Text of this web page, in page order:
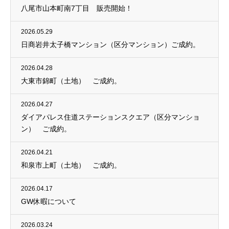
八尾市山本町南7丁目 販売開始！
2026.05.29
日商岩井太子橋マンション（区分マンション）ご成約。
2026.04.28
大東市錦町（土地） ご成約。
2026.04.27
ダイアパレス住道ステーションスクエア（区分マンショ
ン） ご成約。
2026.04.21
和泉市上町（土地） ご成約。
2026.04.17
GW休暇について
2026.03.24